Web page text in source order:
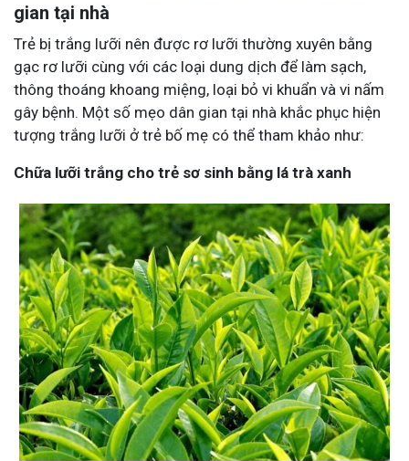
gian tại nhà
Trẻ bị trắng lưỡi nên được rơ lưỡi thường xuyên bằng
gạc rơ lưỡi cùng với các loại dung dịch để làm sạch,
thông thoáng khoang miệng, loại bỏ vi khuẩn và vi nấm
gây bệnh. Một số mẹo dân gian tại nhà khắc phục hiện
tượng trắng lưỡi ở trẻ bố mẹ có thể tham khảo như:
Chữa lưỡi trắng cho trẻ sơ sinh bằng lá trà xanh